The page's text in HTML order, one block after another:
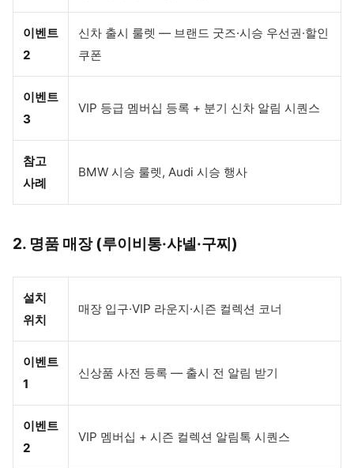
이벤트
2
신차 출시 룰렛 — 브랜드 굿즈·시승 우선권·할인
쿠폰
이벤트
3
VIP 등급 멤버십 등록 + 분기 신차 알림 시퀀스
참고
사례
BMW 시승 룰렛, Audi 시승 행사
2. 명품 매장 (루이비통·샤넬·구찌)
설치
위치
매장 입구·VIP 라운지·시즌 컬렉션 코너
이벤트
1
신상품 사전 등록 — 출시 전 알림 받기
이벤트
2
VIP 멤버십 + 시즌 컬렉션 알림톡 시퀀스